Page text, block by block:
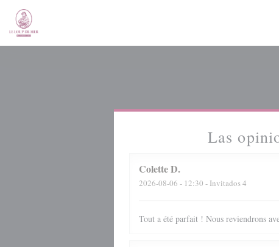
Las
ColetteD
2026-08-06 - 12:30 - Invitados 4
Tout a été parfait ! Nous reviendrons